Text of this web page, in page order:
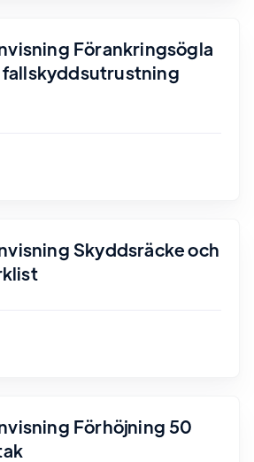
Förankringsögla
Skyddsräcke och
Förhöjning 50